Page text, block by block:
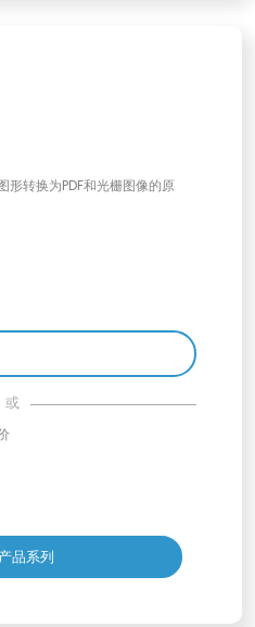
形转换为PDF和光栅图像的原
或
品系列